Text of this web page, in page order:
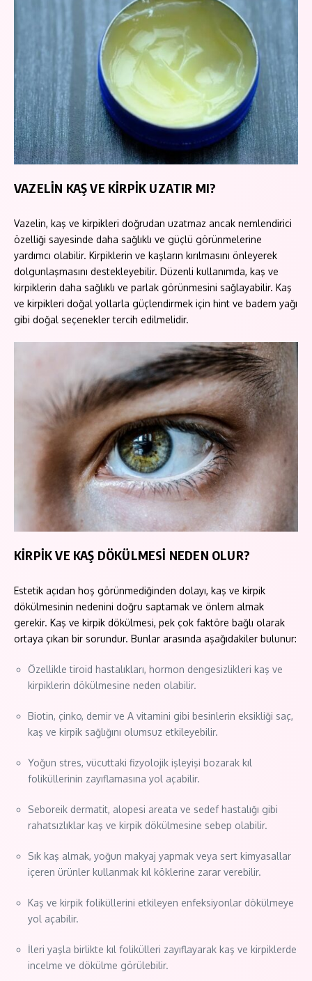
VAZELİN KAŞ VE KİRPİK UZATIR MI?
Vazelin, kaş ve kirpikleri doğrudan uzatmaz ancak nemlendirici
özelliği sayesinde daha sağlıklı ve güçlü görünmelerine
yardımcı olabilir. Kirpiklerin ve kaşların kırılmasını önleyerek
dolgunlaşmasını destekleyebilir. Düzenli kullanımda, kaş ve
kirpiklerin daha sağlıklı ve parlak görünmesini sağlayabilir. Kaş
ve kirpikleri doğal yollarla güçlendirmek için hint ve badem yağı
gibi doğal seçenekler tercih edilmelidir.
KİRPİK VE KAŞ DÖKÜLMESİ NEDEN OLUR?
Estetik açıdan hoş görünmediğinden dolayı, kaş ve kirpik
dökülmesinin nedenini doğru saptamak ve önlem almak
gerekir. Kaş ve kirpik dökülmesi, pek çok faktöre bağlı olarak
ortaya çıkan bir sorundur. Bunlar arasında aşağıdakiler bulunur:
Özellikle tiroid hastalıkları, hormon dengesizlikleri kaş ve
kirpiklerin dökülmesine neden olabilir.
Biotin, çinko, demir ve A vitamini gibi besinlerin eksikliği saç,
kaş ve kirpik sağlığını olumsuz etkileyebilir.
Yoğun stres, vücuttaki fizyolojik işleyişi bozarak kıl
foliküllerinin zayıflamasına yol açabilir.
Seboreik dermatit, alopesi areata ve sedef hastalığı gibi
rahatsızlıklar kaş ve kirpik dökülmesine sebep olabilir.
Sık kaş almak, yoğun makyaj yapmak veya sert kimyasallar
içeren ürünler kullanmak kıl köklerine zarar verebilir.
Kaş ve kirpik foliküllerini etkileyen enfeksiyonlar dökülmeye
yol açabilir.
İleri yaşla birlikte kıl folikülleri zayıflayarak kaş ve kirpiklerde
incelme ve dökülme görülebilir.